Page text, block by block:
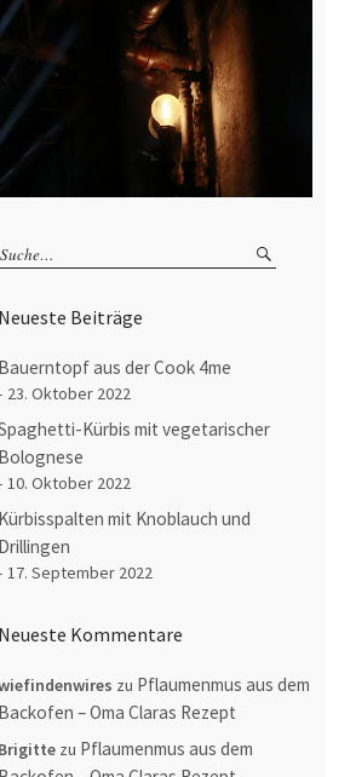
Neueste Beiträge
Bauerntopf aus der Cook 4me
23. Oktober 2022
Kürbis mit vegetarischer
Bolognese
10. Oktober 2022
Kürbisspalten mit Knoblauch und
Drillingen
17. September 2022
Neueste Kommentare
zu Pflaumenmus aus dem
Backofen – Oma Claras Rezept
Brigitte zu Pflaumenmus aus dem